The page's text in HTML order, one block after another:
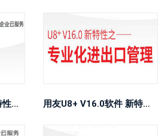
用友U8 V16.0软件新特性之财税智能管控 用友U8+ V16.0软件 新特性之专业进出口管理